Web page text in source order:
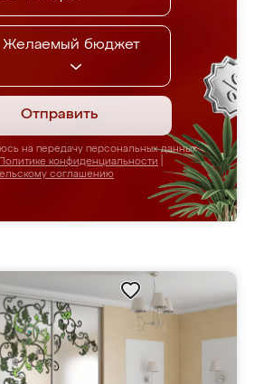
Желаемый бюджет
Отправить
на передачу персональных данных
Политике конфиденциальности
соглашению